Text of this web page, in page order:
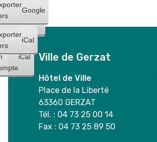
Google
iCal
Google
iCal
Ville de Gerzat
Hôtel de Ville
Place de la Liberté
63360 GERZAT
Tél. : 04 73 25 00 14
Fax : 04 73 25 89 50